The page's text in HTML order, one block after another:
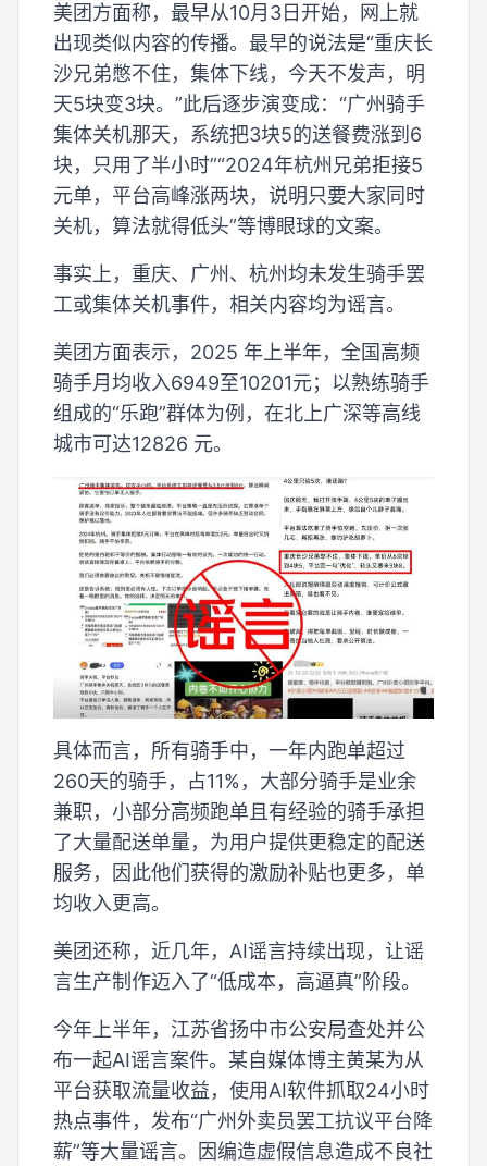
美团方面称，最早从10月3日开始，网上就
出现类似内容的传播。最早的说法是“重庆长
沙兄弟憋不住，集体下线，今天不发声，明
天5块变3块。”此后逐步演变成：“广州骑手
集体关机那天，系统把3块5的送餐费涨到6
块，只用了半小时”“2024年杭州兄弟拒接5
元单，平台高峰涨两块，说明只要大家同时
关机，算法就得低头”等博眼球的文案。
事实上，重庆、广州、杭州均未发生骑手罢
工或集体关机事件，相关内容均为谣言。
美团方面表示，2025 年上半年，全国高频
骑手月均收入6949至10201元；以熟练骑手
组成的“乐跑”群体为例，在北上广深等高线
城市可达12826 元。
具体而言，所有骑手中，一年内跑单超过
260天的骑手，占11%，大部分骑手是业余
兼职，小部分高频跑单且有经验的骑手承担
了大量配送单量，为用户提供更稳定的配送
服务，因此他们获得的激励补贴也更多，单
均收入更高。
美团还称，近几年，AI谣言持续出现，让谣
言生产制作迈入了“低成本，高逼真”阶段。
今年上半年，江苏省扬中市公安局查处并公
布一起AI谣言案件。某自媒体博主黄某为从
平台获取流量收益，使用AI软件抓取24小时
热点事件，发布“广州外卖员罢工抗议平台降
薪”等大量谣言。因编造虚假信息造成不良社